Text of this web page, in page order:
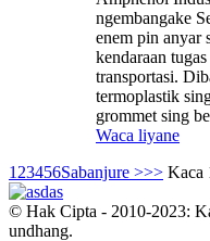
ngembangake
enem pin anyar
kendaraan
transportasi.
termoplastik
grommet sing
Waca liyane
1 23456Sabanjure >>> Kaca
© Hak Cipta - 2010-2023:
undhang.